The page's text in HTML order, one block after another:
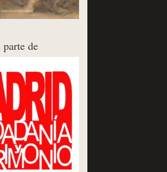
parte de